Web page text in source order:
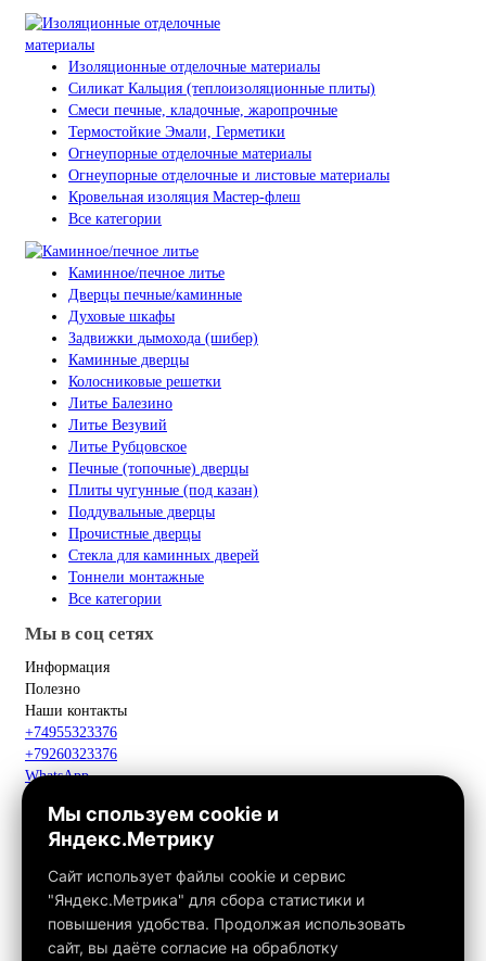
Изоляционные отделочные материалы
Силикат Кальция (теплоизоляционные плиты)
Смеси печные, кладочные, жаропрочные
Термостойкие Эмали, Герметики
Огнеупорные отделочные материалы
Огнеупорные отделочные и листовые материалы
Кровельная изоляция Мастер-флеш
Все категории
Каминное/печное литье
Дверцы печные/каминные
Духовые шкафы
Задвижки дымохода (шибер)
Каминные дверцы
Колосниковые решетки
Литье Балезино
Литье Везувий
Литье Рубцовское
Печные (топочные) дверцы
Плиты чугунные (под казан)
Поддувальные дверцы
Прочистные дверцы
Стекла для каминных дверей
Тоннели монтажные
Все категории
Мы в соц сетях
Информация
Полезно
Наши контакты
+74955323376
+79260323376
WhatsApp
Макс
info@fox-kamin.ru
Наш адрес
Московская область, г. Павловский Посад, дер. Фатеево, д. 3П,
Работаем с 10:00 до 18:00
Мы спользуем cookie и
Яндекс.Метрику
Сайт использует файлы cookie и сервис
"Яндекс.Метрика" для сбора статистики и
повышения удобства. Продолжая использовать
сайт, вы даёте согласие на обраблотку